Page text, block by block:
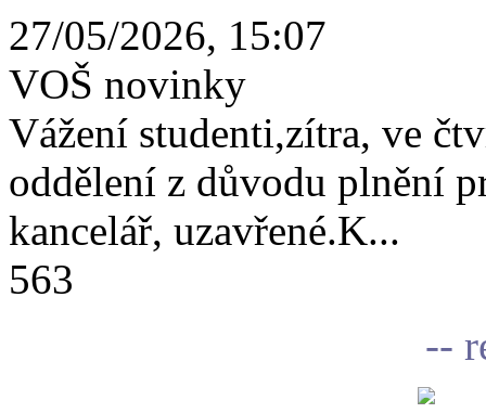
27/05/2026, 15:07
VOŠ novinky
Vážení studenti,zítra, ve
oddělení z důvodu plnění
kancelář, uzavřené.K...
563
--